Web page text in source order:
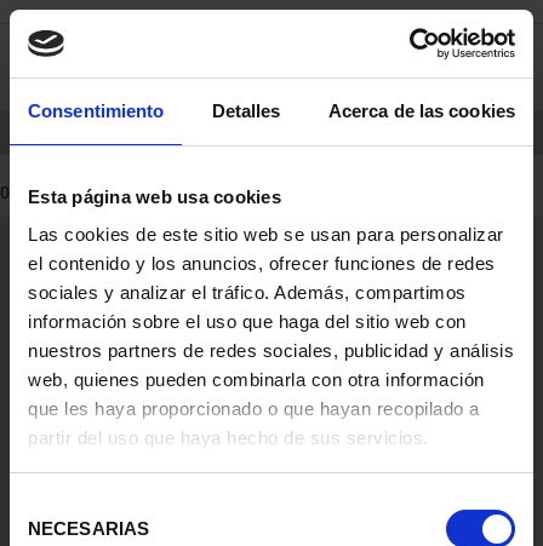
Consentimiento Detalles Acerca de las cookies
Esta página web usa cookies
Las cookies de este sitio web se usan para personalizar
el contenido y los anuncios, ofrecer funciones de redes
sociales y analizar el tráfico. Además, compartimos
información sobre el uso que haga del sitio web con
nuestros partners de redes sociales, publicidad y análisis
web, quienes pueden combinarla con otra información
que les haya proporcionado o que hayan recopilado a
partir del uso que haya hecho de sus servicios.
NECESARIAS
saltar
contenido
Saltar
men
0
0 Productos encontrados
Información General
Contacto
Preguntas Frequentes (FAQs)
Aviso Legal
Condiciones Legales